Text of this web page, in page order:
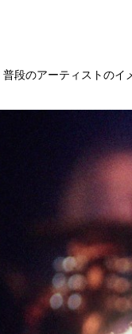
段のアーティストの